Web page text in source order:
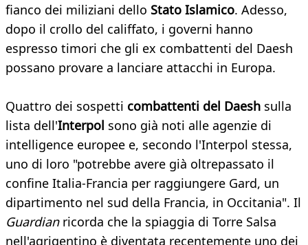
fianco dei miliziani dello Stato Islamico. Adesso,
dopo il crollo del califfato, i governi hanno
espresso timori che gli ex combattenti del Daesh
possano provare a lanciare attacchi in Europa.
Quattro dei sospetti combattenti del Daesh sulla
lista dell'Interpol sono già noti alle agenzie di
intelligence europee e, secondo l'Interpol stessa,
uno di loro "potrebbe avere già oltrepassato il
confine Italia-Francia per raggiungere Gard, un
dipartimento nel sud della Francia, in Occitania". Il
Guardianricorda che la spiaggia di Torre Salsa
nell'agrigentino è diventata recentemente uno dei